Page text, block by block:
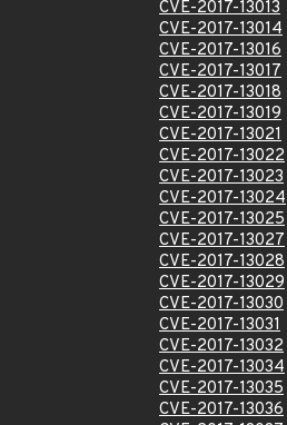
CVE-2017-13013
CVE-2017-13014
CVE-2017-13016
CVE-2017-13017
CVE-2017-13018
CVE-2017-13019
CVE-2017-13021
CVE-2017-13022
CVE-2017-13023
CVE-2017-13024
CVE-2017-13025
CVE-2017-13027
CVE-2017-13028
CVE-2017-13029
CVE-2017-13030
CVE-2017-13031
CVE-2017-13032
CVE-2017-13034
CVE-2017-13035
CVE-2017-13036